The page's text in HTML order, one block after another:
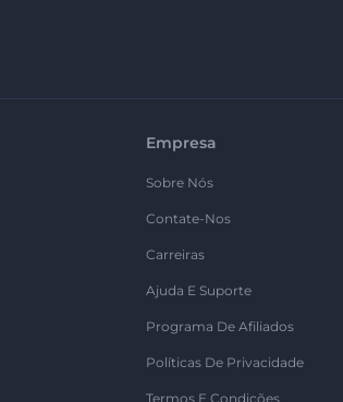
Empresa
Sobre Nós
Contate-Nos
Carreiras
Ajuda E Suporte
Programa De Afiliados
Políticas De Privacidade
Termos E Condições